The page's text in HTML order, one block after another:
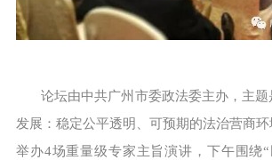
论坛由中共广州市委政法委主办，主
发展：稳定公平透明、可预期的法治营商
举办4场重量级专家主旨演讲，下午围绕